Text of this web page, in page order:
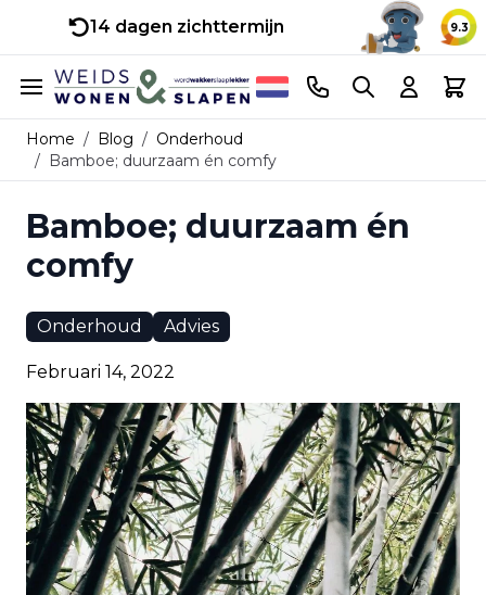
14 dagen zichttermijn 9.3
Ga naar de inhoud
Telefoonnummer
Search Cart
Home / Blog / Onderhoud
/ Bamboe; duurzaam én comfy
Bamboe; duurzaam én
comfy
Onderhoud Advies
Februari 14, 2022